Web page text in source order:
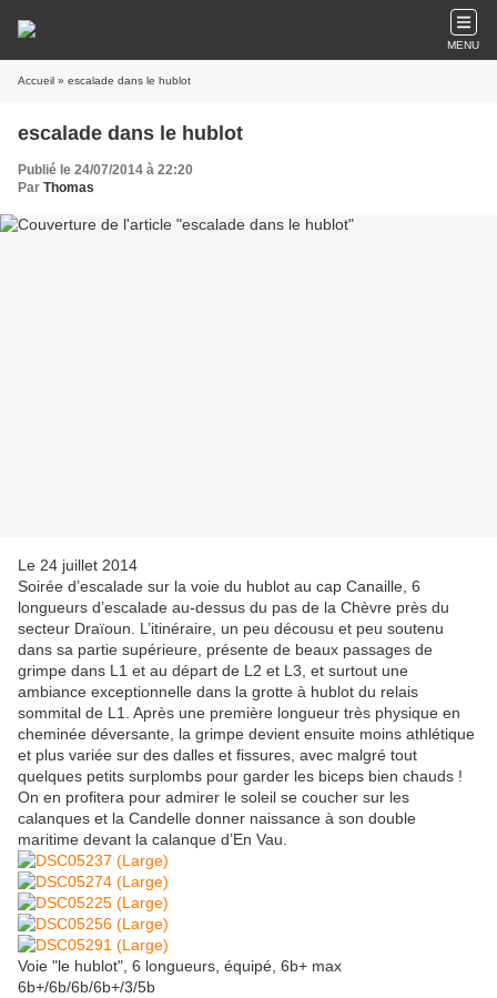
MENU
Accueil » escalade dans le hublot
escalade dans le hublot
Publié le 24/07/2014 à 22:20
Par Thomas
Le 24 juillet 2014
Soirée d’escalade sur la voie du hublot au cap Canaille, 6
longueurs d’escalade au-dessus du pas de la Chèvre près du
secteur Draïoun. L’itinéraire, un peu décousu et peu soutenu
dans sa partie supérieure, présente de beaux passages de
grimpe dans L1 et au départ de L2 et L3, et surtout une
ambiance exceptionnelle dans la grotte à hublot du relais
sommital de L1. Après une première longueur très physique en
cheminée déversante, la grimpe devient ensuite moins athlétique
et plus variée sur des dalles et fissures, avec malgré tout
quelques petits surplombs pour garder les biceps bien chauds !
On en profitera pour admirer le soleil se coucher sur les
calanques et la Candelle donner naissance à son double
maritime devant la calanque d’En Vau.
Voie "le hublot", 6 longueurs, équipé, 6b+ max
6b+/6b/6b/6b+/3/5b